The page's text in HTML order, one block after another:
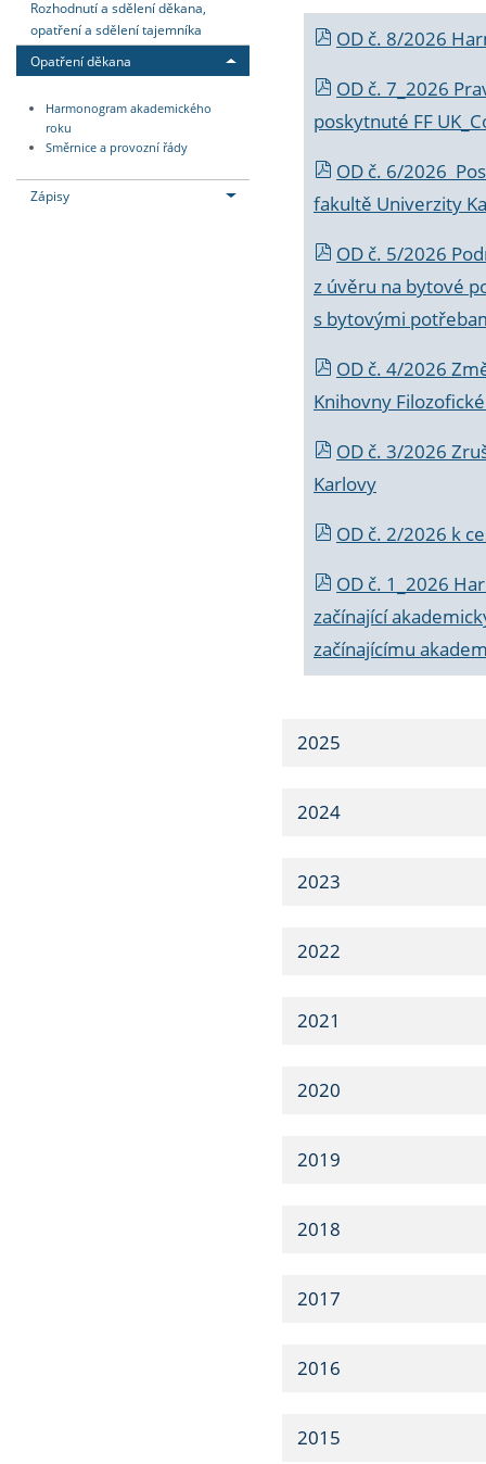
Rozhodnutí a sdělení děkana,
opatření a sdělení tajemníka
Opatření děkana
Harmonogram akademického
roku
Směrnice a provozní řády
Zápisy
OD č. 8/2026
OD č. 7_2026
poskytnuté FF
OD č. 6/2026
fakultě Univerzity
OD č. 5/2026
z úvěru na bytové
s bytovými
OD č. 4/2026
Knihovny
OD č. 3/2026
Karlovy
OD č. 2/2026 k
OD č. 1_2026
začínající
začínajícímu
2025
2024
2023
2022
2021
2020
2019
2018
2017
2016
2015